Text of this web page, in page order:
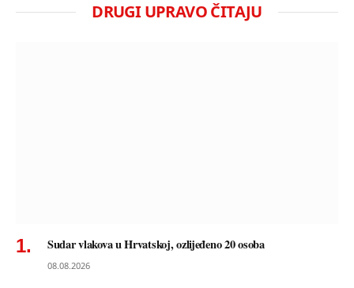
DRUGI UPRAVO ČITAJU
Sudar vlakova u Hrvatskoj, ozlijeđeno 20 osoba
08.08.2026